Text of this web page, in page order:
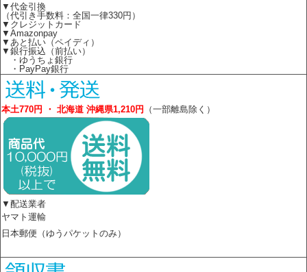
▼代金引換
（代引き手数料：全国一律330円）
▼クレジットカード
▼Amazonpay
▼あと払い（ペイディ）
▼銀行振込（前払い）
・ゆうちょ銀行
・PayPay銀行
本土770円 ・ 北海道 沖縄県1,210円 （一部離島除く）
▼配送業者
ヤマト運輸
日本郵便（ゆうパケットのみ）